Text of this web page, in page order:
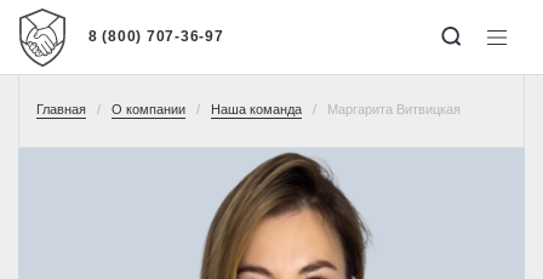
8 (800) 707-36-97
Главная О компании Наша команда Маргарита Витвицкая